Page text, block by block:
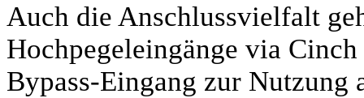
Auch die Anschlussvielfalt
Hochpegeleingänge via
Bypass-Eingang zur Nutzung